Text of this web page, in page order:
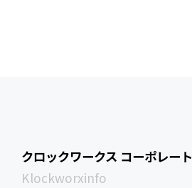
クロックワークス コーポレート
Klockworxinfo